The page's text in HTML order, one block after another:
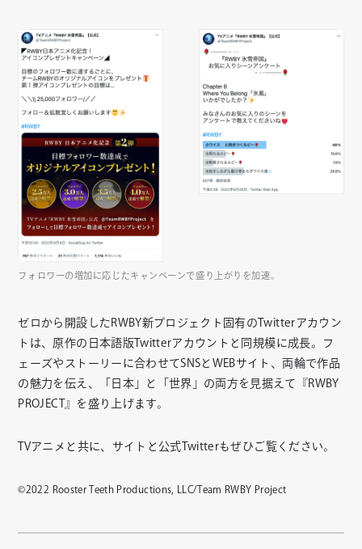
フォロワーの増加に応じたキャンペーンで盛り上がりを加速。
ゼロから開設したRWBY新プロジェクト固有のTwitterアカウン
トは、原作の日本語版Twitterアカウントと同規模に成長。フ
ェーズやストーリーに合わせてSNSとWEBサイト、両輪で作品
の魅力を伝え、「日本」と「世界」の両方を見据えて『RWBY
PROJECT』を盛り上げます。
TVアニメと共に、サイトと公式Twitterもぜひご覧ください。
©2022 Rooster Teeth Productions, LLC/Team RWBY Project